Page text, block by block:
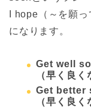
I hope（～を願
になります。
Get well
（早く良く
Get better
（早く良く